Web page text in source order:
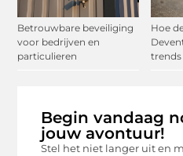
Betrouwbare beveiliging
voor bedrijven en
particulieren
Hoe
Begin vandaag
jouw avontuur!
Stel het niet langer uit en